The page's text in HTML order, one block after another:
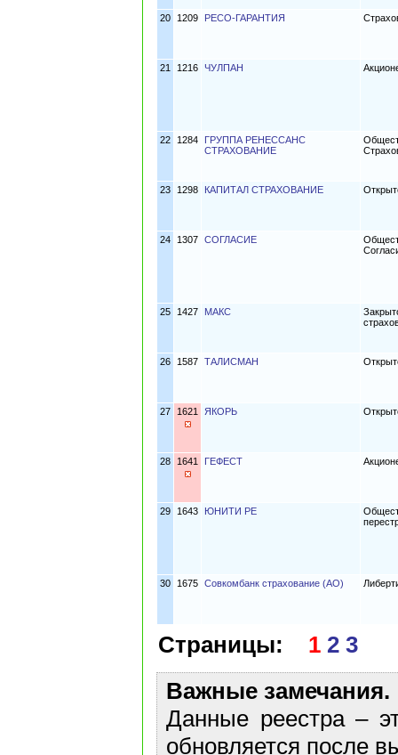
20 1209 РЕСО-ГАРАНТИЯ
21 1216 ЧУЛПАН
22 1284
ГРУППА РЕНЕССАНС
СТРАХОВАНИЕ
23 1298 КАПИТАЛ СТРАХОВАНИЕ
24 1307 СОГЛАСИЕ
25 1427 МАКС
26 1587 ТАЛИСМАН
27 1621 ЯКОРЬ
28 1641 ГЕФЕСТ
29 1643 ЮНИТИ РЕ
30 1675 Совкомбанк страхование (АО)
Страницы: 1 2 3
Важные замечания.
Данные реестра –
обновляется после